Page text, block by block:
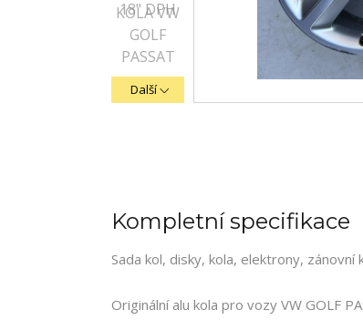
Další
Kompletní specifikace
Sada kol, disky, kola, elektrony, zánovní
Originální alu kola pro vozy VW GOLF